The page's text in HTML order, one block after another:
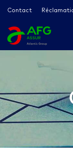
Contact